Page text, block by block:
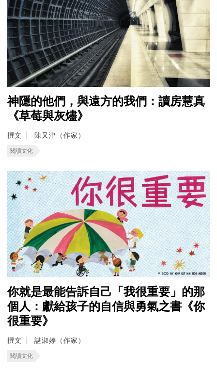
神隱的他們，與遠方的我們：讀房慧真
《草莓與灰燼》
撰文 陳又津（作家）
閱讀文化
你就是最能告訴自己「我很重要」的那
個人：獻給孩子的自信與勇氣之書《你
很重要》
撰文 諶淑婷（作家）
閱讀文化